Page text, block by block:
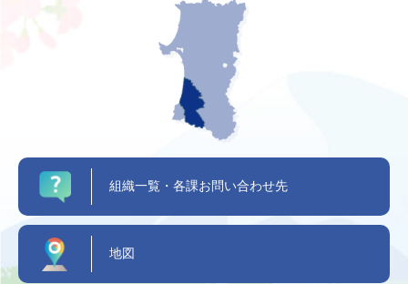
組織一覧・各課お問い合わせ先
地図